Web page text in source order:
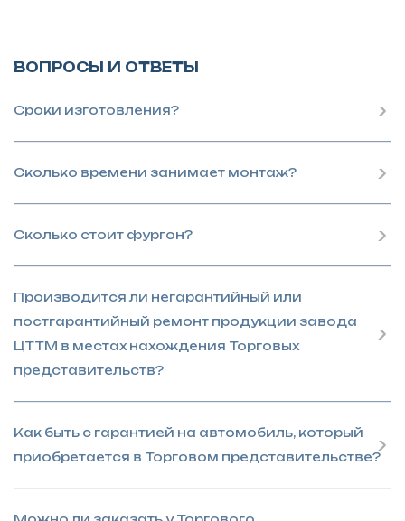
ВОПРОСЫ И ОТВЕТЫ
Сроки изготовления?
Сколько времени занимает монтаж?
Сколько стоит фургон?
Производится ли негарантийный или
постгарантийный ремонт продукции завода
ЦТТМ в местах нахождения Торговых
представительств?
Как быть с гарантией на автомобиль, который
приобретается в Торговом представительстве?